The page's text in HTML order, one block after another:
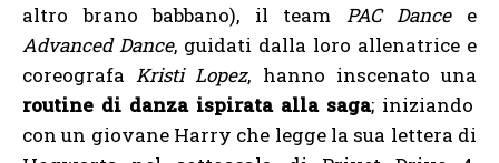
altro brano babbano), il team PAC Dancee
Advanced Dance, guidati dalla loro allenatrice e
coreografaKristi Lopez, hanno inscenato una
routine di danza ispirata alla saga; iniziando
con un giovane Harry che legge la sua lettera di